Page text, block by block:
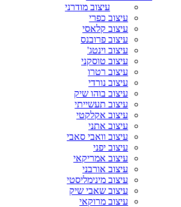
עיצוב מודרני
עיצוב כפרי
עיצוב קלאסי
עיצוב פרובנס
עיצוב וינטג'
עיצוב טוסקני
עיצוב רטרו
עיצוב נורדי
עיצוב בוהו שיק
עיצוב תעשייתי
עיצוב אקלקטי
עיצוב אתני
עיצוב וואבי סאבי
עיצוב יפני
עיצוב אמריקאי
עיצוב אורבני
עיצוב מינימליסטי
עיצוב שאבי שיק
עיצוב מרוקאי